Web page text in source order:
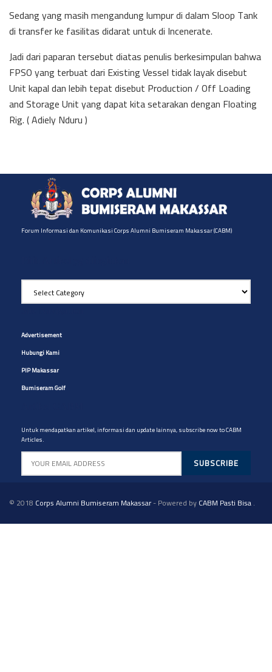
Sedang yang masih mengandung lumpur di dalam Sloop Tank
di transfer ke fasilitas didarat untuk di Incenerate.
Jadi dari paparan tersebut diatas penulis berkesimpulan bahwa
FPSO yang terbuat dari Existing Vessel tidak layak disebut
Unit kapal dan lebih tepat disebut Production / Off Loading
and Storage Unit yang dapat kita setarakan dengan Floating
Rig. ( Adiely Nduru )
Forum Informasi dan Komunikasi Corps Alumni Bumiseram Makassar (CABM)
Pilih
Artikel
yg
Advertisement
Hubungi Kami
PIP Makassar
Bumiseram Golf
Untuk mendapatkan artikel, informasi dan update lainnya, subscribe now to CABM
Articles.
© 2018 Corps Alumni Bumiseram Makassar- Powered byCABM Pasti Bisa.